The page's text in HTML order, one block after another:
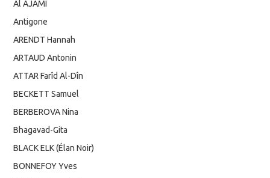
Al AJAMI
Antigone
ARENDT Hannah
ARTAUD Antonin
ATTAR Farîd Al-Dîn
BECKETT Samuel
BERBEROVA Nina
Bhagavad-Gita
BLACK ELK (Élan Noir)
BONNEFOY Yves